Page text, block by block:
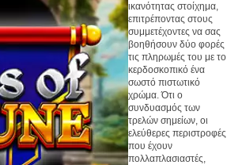
ικανότητας στοίχημα,
επιτρέποντας στους
συμμετέχοντες να σας
βοηθήσουν δύο φορές
τις πληρωμές του με το
κερδοσκοπικό ένα
σωστό πιστωτικό
χρώμα. Ότι ο
συνδυασμός των
τρελών σημείων, οι
ελεύθερες περιστροφές
που έχουν
πολλαπλασιαστές,